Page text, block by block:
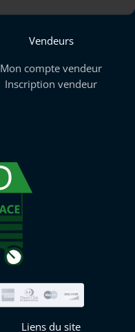
Vendeurs
Mon compte vendeur
Inscription vendeur
Liens du site